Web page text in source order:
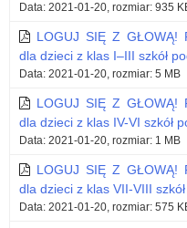
Data: 2021-01-20, rozmiar: 935
LOGUJ SIĘ Z GŁOWĄ!
dla dzieci z klas I–III szkół
Data: 2021-01-20, rozmiar: 5 MB
LOGUJ SIĘ Z GŁOWĄ!
dla dzieci z klas IV-VI szkół
Data: 2021-01-20, rozmiar: 1 MB
LOGUJ SIĘ Z GŁOWĄ!
dla dzieci z klas VII-VIII
Data: 2021-01-20, rozmiar: 575